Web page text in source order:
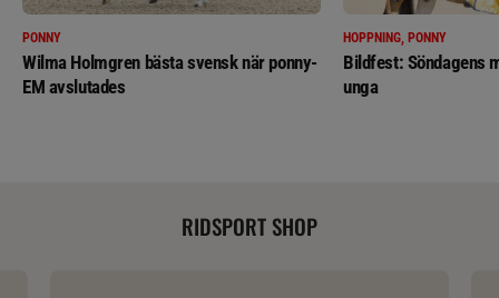
PONNY
Wilma Holmgren bästa svensk när ponny-
EM avslutades
HOPPNING, PONNY
Bildfest: Söndagens
unga
RIDSPORT SHOP